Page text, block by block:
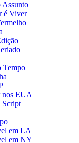
Assunto
é Viver
Tempo
nos EUA
Script
em LA
em NY